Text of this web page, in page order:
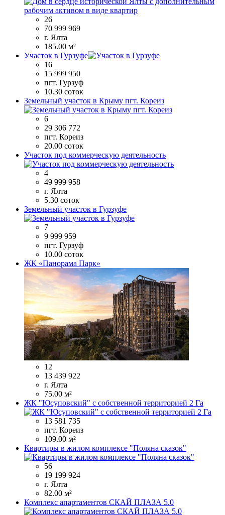
26
70 999 969
г. Ялта
185.00 м²
Участок в Гурзуфе
16
15 999 950
пгт. Гурзуф
10.30 соток
Земельный участок в Крыму пгт. Кореиз
6
29 306 772
пгт. Кореиз
20.00 соток
Участок под коммерческую деятельность
4
49 999 958
г. Ялта
5.30 соток
Земельный участок в Гурзуфе
7
9 999 959
пгт. Гурзуф
10.00 соток
ЖК «Панорама Парк»
12
13 439 922
г. Ялта
75.00 м²
ЖК "Юсуповский" с собственной территорией 2 Га
13 581 735
пгт. Кореиз
109.00 м²
Квартиры в жилом комплексе "Поляна сказок"
56
19 199 924
г. Ялта
82.00 м²
Комплекс апартаментов СКАЙ ПЛАЗА 5.0